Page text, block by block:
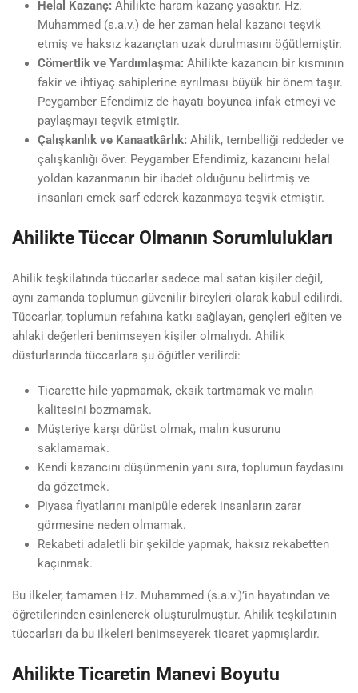
Helal Kazanç: Ahilikte haram kazanç yasaktır. Hz.
Muhammed (s.a.v.) de her zaman helal kazancı teşvik
etmiş ve haksız kazançtan uzak durulmasını öğütlemiştir.
Cömertlik ve Yardımlaşma: Ahilikte kazancın bir kısmının
fakir ve ihtiyaç sahiplerine ayrılması büyük bir önem taşır.
Peygamber Efendimiz de hayatı boyunca infak etmeyi ve
paylaşmayı teşvik etmiştir.
Çalışkanlık ve Kanaatkârlık: Ahilik, tembelliği reddeder ve
çalışkanlığı över. Peygamber Efendimiz, kazancını helal
yoldan kazanmanın bir ibadet olduğunu belirtmiş ve
insanları emek sarf ederek kazanmaya teşvik etmiştir.
Ahilikte Tüccar Olmanın Sorumlulukları
Ahilik teşkilatında tüccarlar sadece mal satan kişiler değil,
aynı zamanda toplumun güvenilir bireyleri olarak kabul edilirdi.
Tüccarlar, toplumun refahına katkı sağlayan, gençleri eğiten ve
ahlaki değerleri benimseyen kişiler olmalıydı. Ahilik
düsturlarında tüccarlara şu öğütler verilirdi:
Ticarette hile yapmamak, eksik tartmamak ve malın
kalitesini bozmamak.
Müşteriye karşı dürüst olmak, malın kusurunu
saklamamak.
Kendi kazancını düşünmenin yanı sıra, toplumun faydasını
da gözetmek.
Piyasa fiyatlarını manipüle ederek insanların zarar
görmesine neden olmamak.
Rekabeti adaletli bir şekilde yapmak, haksız rekabetten
kaçınmak.
Bu ilkeler, tamamen Hz. Muhammed (s.a.v.)’in hayatından ve
öğretilerinden esinlenerek oluşturulmuştur. Ahilik teşkilatının
tüccarları da bu ilkeleri benimseyerek ticaret yapmışlardır.
Ahilikte Ticaretin Manevi Boyutu